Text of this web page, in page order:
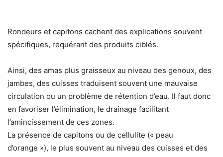
Rondeurs et capitons cachent des explications souvent
spécifiques, requérant des produits ciblés.
Ainsi, des amas plus graisseux au niveau des genoux, des
jambes, des cuisses traduisent souvent une mauvaise
circulation ou un problème de rétention d’eau. Il faut donc
en favoriser l’élimination, le drainage facilitant
l’amincissement de ces zones.
La présence de capitons ou de cellulite (« peau
d’orange »), le plus souvent au niveau des cuisses et des